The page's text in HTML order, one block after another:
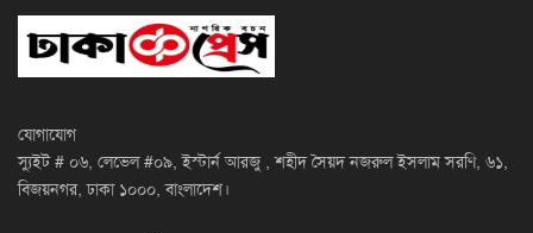
যোগাযোগ
স্যুইট # ০৬, লেভেল #০৯, ইস্টার্ন আরজু , শহীদ সৈয়দ নজরুল ইসলাম সরণি, ৬১,
বিজয়নগর, ঢাকা ১০০০, বাংলাদেশ।